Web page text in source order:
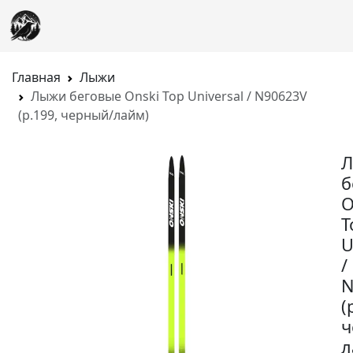
Главная
Лыжи
Лыжи беговые Onski Top Universal / N90623V
(р.199, черный/лайм)
/